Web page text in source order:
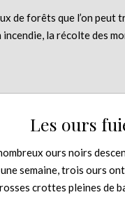
de forêts que l’on
incendie, la récolte des
Les ours
ours noirs
semaine, trois ours
crottes pleines de